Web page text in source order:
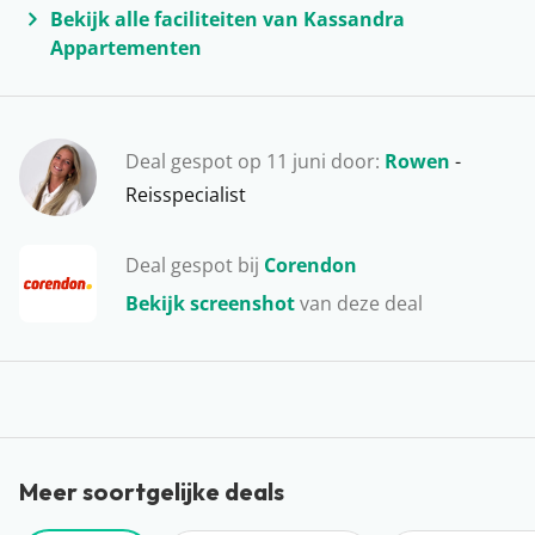
Deal gespot op 11 juni door: Rowen -
Reisspecialist
Deal gespot bij Corendon
Bekijk screenshotvan deze deal
bezoekje aan het historische Rhodos-Stad, dat meer
dan 2.000 jaar oud is. Een vakantie op Rhodos is dus
Griekse maaltijd. Wist je trouwens al dat Rhodos één
van de warmste eilanden van Griekenland is? Het is
dus de ideale plek voor een nazomervakantie!
Bekijk alle faciliteiten van Kassandra
Appartementen
Meer soortgelijke deals